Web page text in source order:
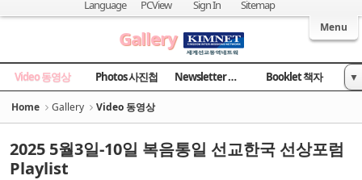
Welcome to Kingdom Inter-Missions Network
Language PCView Sign In Sitemap
Menu
Gallery
Video 동영상 Photos 사진첩 Newsletter 소식지 Booklet 책자
News 국민일보
▼
Home Gallery Video 동영상
2025 5월3일-10일 복음통일 선교한국 선상포럼
Playlist